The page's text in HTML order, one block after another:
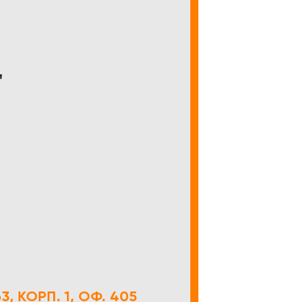
КОРП. 1, ОФ. 405